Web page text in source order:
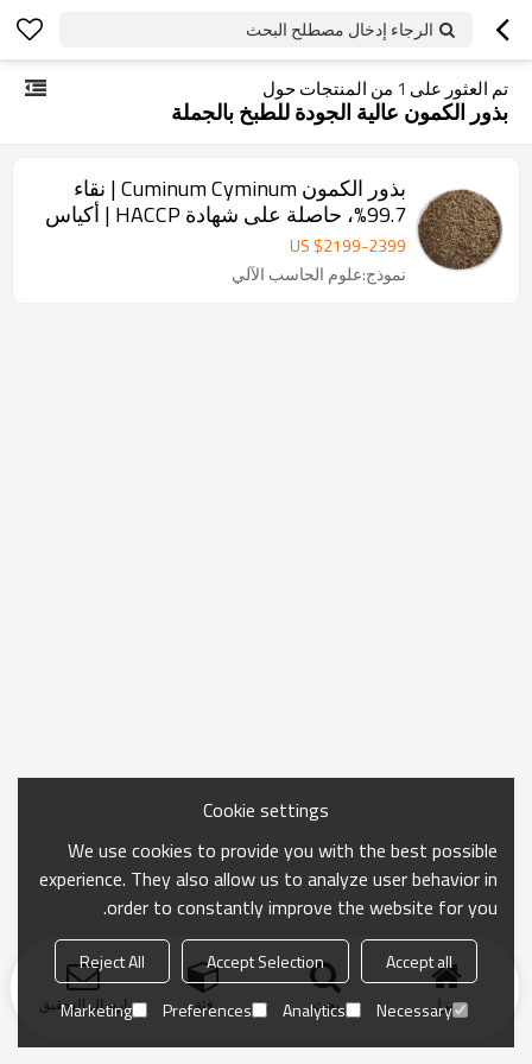
الرجاء إدخال مصطلح البحث
تم العثور على 1 من المنتجات حول
بذور الكمون عالية الجودة للطبخ بالجملة
بذور الكمون Cuminum Cyminum | نقاء
99.7%، حاصلة على شهادة HACCP | أكياس
بالجملة
US $2199-2399
نموذج:علوم الحاسب الآلي
منزل بحث فئة ارسال التحقيق
Cookie settings
We use cookies to provide you with the best possible
experience. They also allow us to analyze user behavior in
order to constantly improve the website for you.
Accept all
Accept Selection
Reject All
Necessary
Analytics
Preferences
Marketing